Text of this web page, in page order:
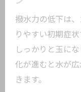
撥水力の低下は
りやすい初期症
しっかりと玉に
化が進むと水が
きます。